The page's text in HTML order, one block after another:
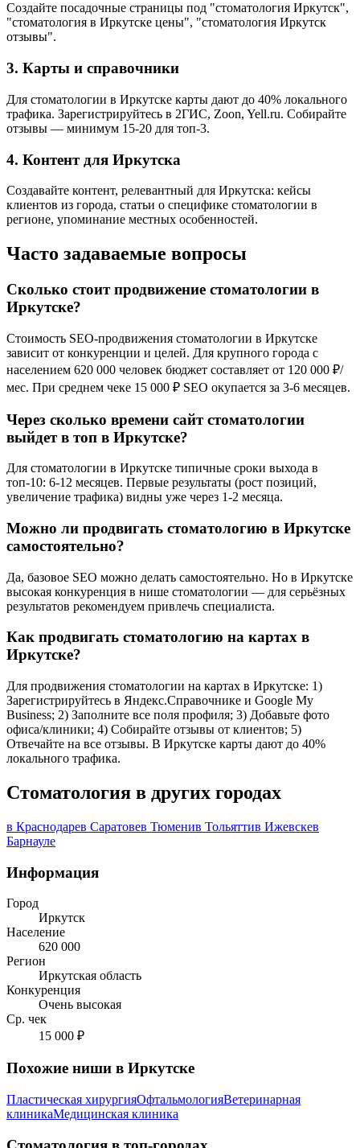
Создайте посадочные страницы под "стоматология Иркутск",
"стоматология в Иркутске цены", "стоматология Иркутск
отзывы".
3. Карты и справочники
Для стоматологии в Иркутске карты дают до 40% локального
трафика. Зарегистрируйтесь в 2ГИС, Zoon, Yell.ru. Собирайте
отзывы — минимум 15-20 для топ-3.
4. Контент для Иркутска
Создавайте контент, релевантный для Иркутска: кейсы
клиентов из города, статьи о специфике стоматологии в
регионе, упоминание местных особенностей.
Часто задаваемые вопросы
Сколько стоит продвижение стоматологии в
Иркутске?
Стоимость SEO-продвижения стоматологии в Иркутске
зависит от конкуренции и целей. Для крупного города с
населением 620 000 человек бюджет составляет от 120 000 ₽/
мес. При среднем чеке 15 000 ₽ SEO окупается за 3-6 месяцев.
Через сколько времени сайт стоматологии
выйдет в топ в Иркутске?
Для стоматологии в Иркутске типичные сроки выхода в
топ-10: 6-12 месяцев. Первые результаты (рост позиций,
увеличение трафика) видны уже через 1-2 месяца.
Можно ли продвигать стоматологию в Иркутске
самостоятельно?
Да, базовое SEO можно делать самостоятельно. Но в Иркутске
высокая конкуренция в нише стоматологии — для серьёзных
результатов рекомендуем привлечь специалиста.
Как продвигать стоматологию на картах в
Иркутске?
Для продвижения стоматологии на картах в Иркутске: 1)
Зарегистрируйтесь в Яндекс.Справочнике и Google My
Business; 2) Заполните все поля профиля; 3) Добавьте фото
офиса/клиники; 4) Собирайте отзывы от клиентов; 5)
Отвечайте на все отзывы. В Иркутске карты дают до 40%
локального трафика.
Стоматология в других городах
в Краснодарев Саратовев Тюменив Тольяттив Ижевскев
Барнауле
Информация
Город
Иркутск
Население
620 000
Регион
Иркутская область
Конкуренция
Очень высокая
Ср. чек
15 000 ₽
Похожие ниши в Иркутске
Пластическая хирургияОфтальмологияВетеринарная
клиникаМедицинская клиника